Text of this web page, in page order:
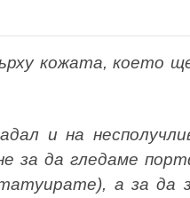
кожата, което
и на
за да гледаме
а за да